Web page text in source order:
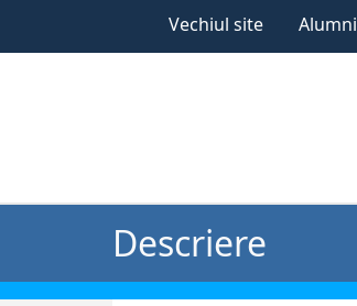
Vechiul site Alumni
Descriere